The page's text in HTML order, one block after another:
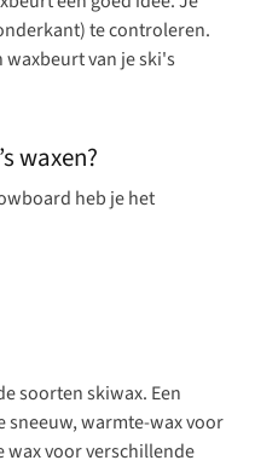
ronden. Zo voorkom je
te controleren.
waxbeurt van je ski's
waxen?
heb je het
soorten skiwax. Een
sneeuw, warmte-wax voor
wax voor verschillende